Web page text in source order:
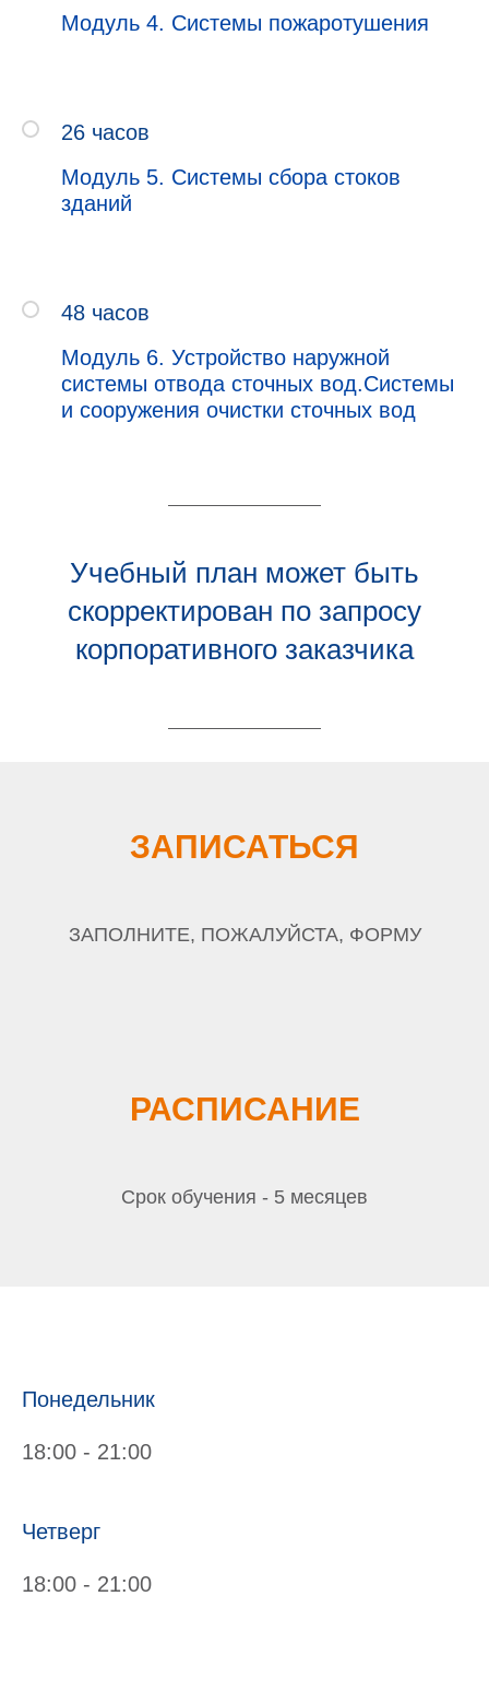
Модуль 4. Системы пожаротушения
26 часов
Модуль 5. Системы сбора стоков
зданий
48 часов
Модуль 6. Устройство наружной
системы отвода сточных вод.Системы
и сооружения очистки сточных вод
Учебный план может быть
скорректирован по запросу
корпоративного заказчика
ЗАПИСАТЬСЯ
ЗАПОЛНИТЕ, ПОЖАЛУЙСТА, ФОРМУ
РАСПИСАНИЕ
Срок обучения - 5 месяцев
Понедельник
18:00 - 21:00
Четверг
18:00 - 21:00